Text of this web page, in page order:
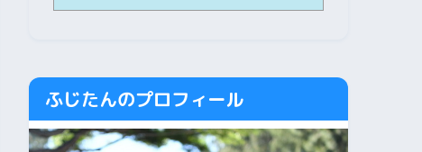
ふじたんのプロフィール